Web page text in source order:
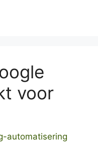
voor
automatisering